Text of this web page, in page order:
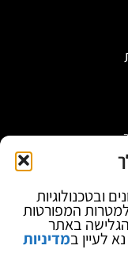
ובטכנולוגיות
למטרות המפורטות
באתר
לעיין במדיניות
להגדלה